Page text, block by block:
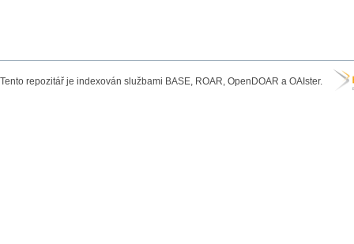
Tento repozitář je indexován službami BASE, ROAR, OpenDOAR a OAIster.